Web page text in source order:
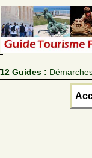
12 Guides :